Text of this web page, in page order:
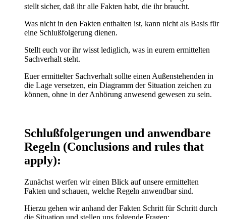
stellt sicher, daß ihr alle Fakten habt, die ihr braucht.
Was nicht in den Fakten enthalten ist, kann nicht als Basis für
eine Schlußfolgerung dienen.
Stellt euch vor ihr wisst lediglich, was in eurem ermittelten
Sachverhalt steht.
Euer ermittelter Sachverhalt sollte einen Außenstehenden in
die Lage versetzen, ein Diagramm der Situation zeichen zu
können, ohne in der Anhörung anwesend gewesen zu sein.
Schlußfolgerungen und anwendbare
Regeln (Conclusions and rules that
apply):
Zunächst werfen wir einen Blick auf unsere ermittelten
Fakten und schauen, welche Regeln anwendbar sind.
Hierzu gehen wir anhand der Fakten Schritt für Schritt durch
die Situation und stellen uns folgende Fragen: